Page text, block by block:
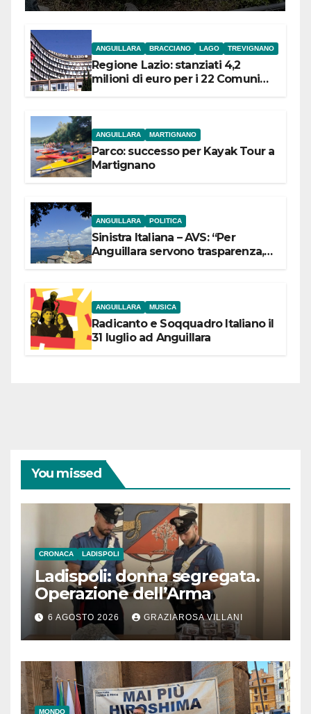
ANGUILLARA BRACCIANO LAGO TREVIGNANO
Regione Lazio: stanziati 4,2
milioni di euro per i 22 Comuni
ANGUILLARA MARTIGNANO
Parco: successo per Kayak Tour a
Martignano
ANGUILLARA POLITICA
Sinistra Italiana – AVS: “Per
Anguillara servono trasparenza,
ANGUILLARA MUSICA
Radicanto e Soqquadro Italiano il
31 luglio ad Anguillara
You missed
CRONACA LADISPOLI
Ladispoli: donna segregata.
Operazione dell’Arma
6 AGOSTO 2026 GRAZIAROSA VILLANI
MONDO